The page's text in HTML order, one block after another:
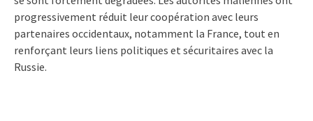
progressivement réduit leur coopération avec leurs
partenaires occidentaux, notamment la France, tout en
renforçant leurs liens politiques et sécuritaires avec la
Russie.